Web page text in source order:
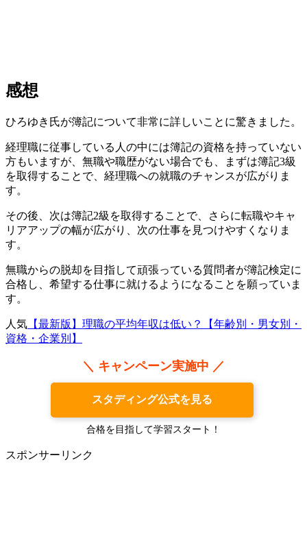
感想
ひろゆき氏が簿記について非常に詳しいことに驚きました。
経理職に従事している人の中には簿記の資格を持っていない
方もいますが、無職や職歴がない場合でも、まずは簿記3級
を取得することで、経理職への就職のチャンスが広がりま
す。
その後、次は簿記2級を取得することで、さらに転職やキャ
リアアップの幅が広がり、次の仕事を見つけやすくなりま
す。
無職からの脱却を目指して頑張っている質問者が簿記検定に
合格し、希望する仕事に就けるようになることを願っていま
す。
人気 【最新版】理職の平均年収は低い？【年齢別・男女別・
資格・企業別】
＼ キャンペーン実施中 ／
スタディング公式を見る
合格を目指して学習スタート！
スポンサーリンク